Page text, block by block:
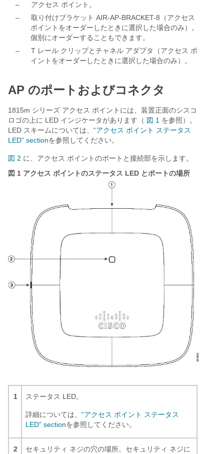
–
アクセス ポイント。
–
取り付けブラケット AIR-AP-BRACKET-8（アクセス
ポイントをオーダーしたときに選択した場合のみ）。
個別にオーダーすることもできます。
–
T レール クリップとチャネル アダプタ（アクセス ポ
イントをオーダーしたときに選択した場合のみ）。
AP のポートおよびコネクタ
1815m シリーズ アクセス ポイントには、装置正面のシスコ
ロゴの上に LED インジケータがあります（ 図 1 を参照）。
LED スキームについては、 “アクセス ポイント ステータス
LED” sectionを参照してください。
図 2 に、アクセス ポイントのポートと接続部を示します。
図 1 アクセス ポイントのステータス LED とポートの場所
1 ステータス LED。
詳細については、 “アクセス ポイント ステータス
LED” sectionを参照してください。
2
セキュリティ ネジの穴の場所。セキュリティ ネジに